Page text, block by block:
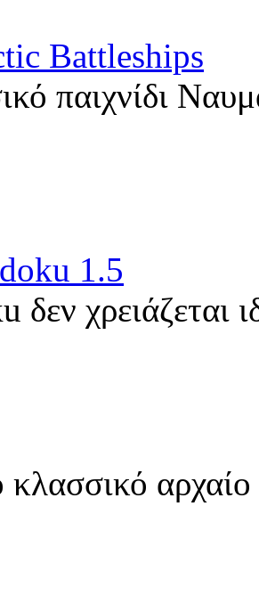
Battleships
παιχνίδι
1.5
δεν χρειάζεται
κλασσικό